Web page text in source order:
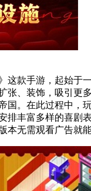
这款手游，起始于
张、装饰，吸引更
国。在此过程中，
排丰富多样的喜剧
本无需观看广告就能